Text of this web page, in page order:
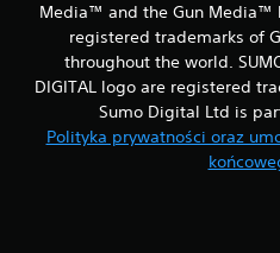
Media™ and the Gun Media™
registered trademarks of
throughout the world.
DIGITAL logo are registered
Sumo Digital Ltd is
Polityka prywatności oraz